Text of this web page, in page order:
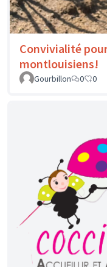
Convivialité
montlouisiens!
Gourbillon
0 0